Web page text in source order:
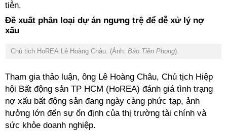
tiễn.
Đề xuất phân loại dự án ngưng trệ để dễ xử lý nợ
xấu
Chủ tịch HoREA Lê Hoàng Châu. (Ảnh: Báo Tiền Phong).
Tham gia thảo luận, ông Lê Hoàng Châu, Chủ tịch Hiệp
hội Bất động sản TP HCM (HoREA) đánh giá tình trạng
nợ xấu bất động sản đang ngày càng phức tạp, ảnh
hưởng lớn đến sự ổn định của thị trường tài chính và
sức khỏe doanh nghiệp.